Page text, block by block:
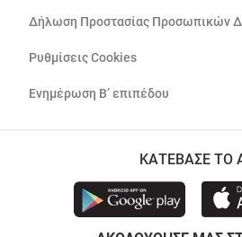
Δήλωση Προστασίας Προσωπικών
Ρυθμίσεις Cookies
Ενημέρωση Β’ επιπέδου
ΚΑΤΕΒΑΣΕ ΤΟ